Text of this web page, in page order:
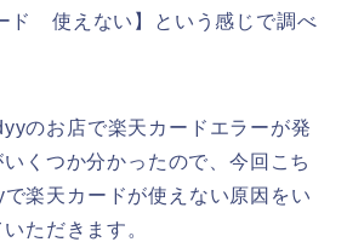
ド 使えない】という感じで調べ
のお店で楽天カードエラーが発
くつか分かったので、今回こち
楽天カードが使えない原因をい
ただきます。